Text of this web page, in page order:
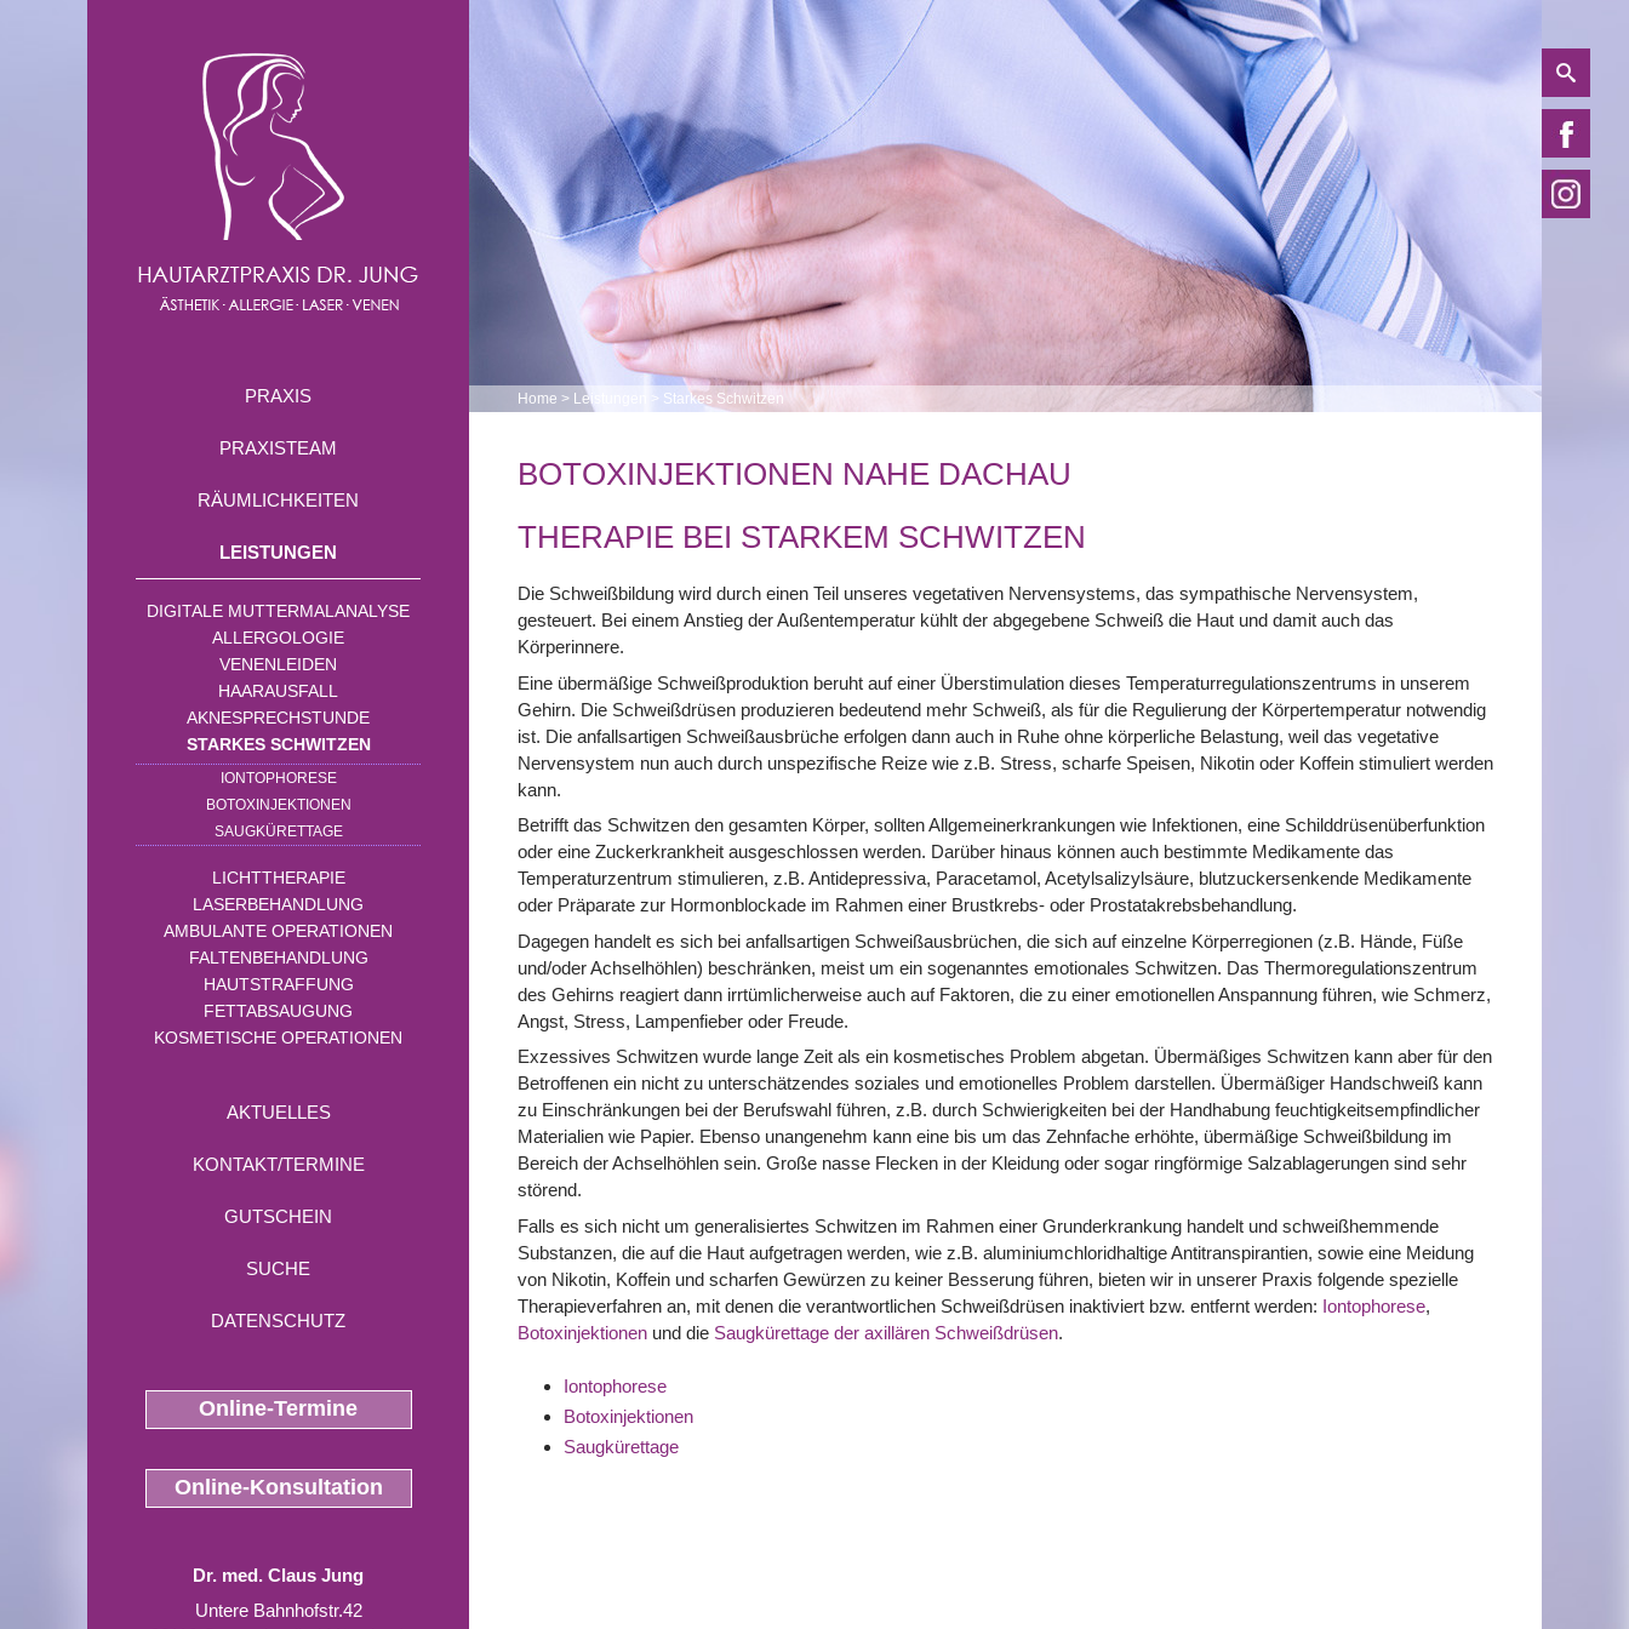
PRAXIS
PRAXISTEAM
RÄUMLICHKEITEN
LEISTUNGEN
DIGITALE MUTTERMALANALYSE
ALLERGOLOGIE
VENENLEIDEN
HAARAUSFALL
AKNESPRECHSTUNDE
STARKES SCHWITZEN
IONTOPHORESE
BOTOXINJEKTIONEN
SAUGKÜRETTAGE
LICHTTHERAPIE
LASERBEHANDLUNG
AMBULANTE OPERATIONEN
FALTENBEHANDLUNG
HAUTSTRAFFUNG
FETTABSAUGUNG
KOSMETISCHE OPERATIONEN
AKTUELLES
KONTAKT/TERMINE
GUTSCHEIN
SUCHE
DATENSCHUTZ
Online-Termine
Online-Konsultation
Dr. med. Claus Jung
Untere Bahnhofstr.42
Home > Leistungen > Starkes Schwitzen
BOTOXINJEKTIONEN NAHE DACHAU
THERAPIE BEI STARKEM SCHWITZEN
Die Schweißbildung wird durch einen Teil unseres vegetativen Nervensystems, das sympathische Nervensystem,
gesteuert. Bei einem Anstieg der Außentemperatur kühlt der abgegebene Schweiß die Haut und damit auch das
Körperinnere.
Eine übermäßige Schweißproduktion beruht auf einer Überstimulation dieses Temperaturregulationszentrums in unserem
Gehirn. Die Schweißdrüsen produzieren bedeutend mehr Schweiß, als für die Regulierung der Körpertemperatur notwendig
ist. Die anfallsartigen Schweißausbrüche erfolgen dann auch in Ruhe ohne körperliche Belastung, weil das vegetative
Nervensystem nun auch durch unspezifische Reize wie z.B. Stress, scharfe Speisen, Nikotin oder Koffein stimuliert werden
kann.
Betrifft das Schwitzen den gesamten Körper, sollten Allgemeinerkrankungen wie Infektionen, eine Schilddrüsenüberfunktion
oder eine Zuckerkrankheit ausgeschlossen werden. Darüber hinaus können auch bestimmte Medikamente das
Temperaturzentrum stimulieren, z.B. Antidepressiva, Paracetamol, Acetylsalizylsäure, blutzuckersenkende Medikamente
oder Präparate zur Hormonblockade im Rahmen einer Brustkrebs- oder Prostatakrebsbehandlung.
Dagegen handelt es sich bei anfallsartigen Schweißausbrüchen, die sich auf einzelne Körperregionen (z.B. Hände, Füße
und/oder Achselhöhlen) beschränken, meist um ein sogenanntes emotionales Schwitzen. Das Thermoregulationszentrum
des Gehirns reagiert dann irrtümlicherweise auch auf Faktoren, die zu einer emotionellen Anspannung führen, wie Schmerz,
Angst, Stress, Lampenfieber oder Freude.
Exzessives Schwitzen wurde lange Zeit als ein kosmetisches Problem abgetan. Übermäßiges Schwitzen kann aber für den
Betroffenen ein nicht zu unterschätzendes soziales und emotionelles Problem darstellen. Übermäßiger Handschweiß kann
zu Einschränkungen bei der Berufswahl führen, z.B. durch Schwierigkeiten bei der Handhabung feuchtigkeitsempfindlicher
Materialien wie Papier. Ebenso unangenehm kann eine bis um das Zehnfache erhöhte, übermäßige Schweißbildung im
Bereich der Achselhöhlen sein. Große nasse Flecken in der Kleidung oder sogar ringförmige Salzablagerungen sind sehr
störend.
Falls es sich nicht um generalisiertes Schwitzen im Rahmen einer Grunderkrankung handelt und schweißhemmende
Substanzen, die auf die Haut aufgetragen werden, wie z.B. aluminiumchloridhaltige Antitranspirantien, sowie eine Meidung
von Nikotin, Koffein und scharfen Gewürzen zu keiner Besserung führen, bieten wir in unserer Praxis folgende spezielle
Therapieverfahren an, mit denen die verantwortlichen Schweißdrüsen inaktiviert bzw. entfernt werden: Iontophorese,
Botoxinjektionen und die Saugkürettage der axillären Schweißdrüsen.
Iontophorese
Botoxinjektionen
Saugkürettage